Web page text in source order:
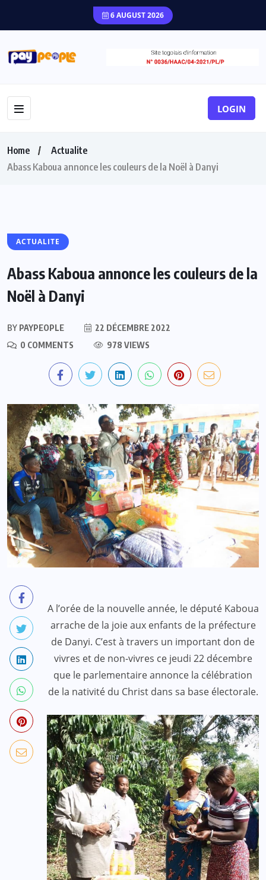
6 AUGUST 2026
LOGIN
Home
Actualite
Abass Kaboua annonce les couleurs de la Noël à Danyi
ACTUALITE
Abass Kaboua annonce les couleurs de la
Noël à Danyi
BY PAYPEOPLE
22 DÉCEMBRE 2022
0 COMMENTS
978 VIEWS
A l’orée de la nouvelle année, le député Kaboua
arrache de la joie aux enfants de la préfecture
de Danyi. C’est à travers un important don de
vivres et de non-vivres ce jeudi 22 décembre
que le parlementaire annonce la célébration
de la nativité du Christ dans sa base électorale.